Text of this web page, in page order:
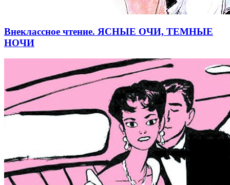
Внеклассное чтение. ЯСНЫЕ ОЧИ, ТЕМНЫЕ
НОЧИ